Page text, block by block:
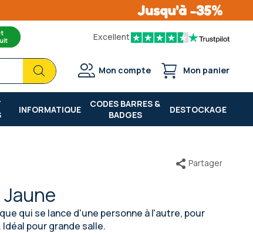
Excellent
Chercher
Chercher
Mon compte Mon panier
INFORMATIQUE
CODES BARRES &
BADGES
DESTOCKAGE
qui se lance d'une personne à l'autre, pour
pour grande salle.
Partager